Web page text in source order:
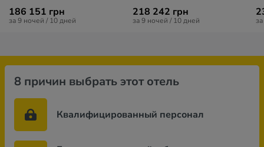
186 151 грн
за 9 ночей / 10 дней
218 242 грн
за 9 ночей / 10 дней
8 причин выбрать этот отель
Квалифицированный персонал